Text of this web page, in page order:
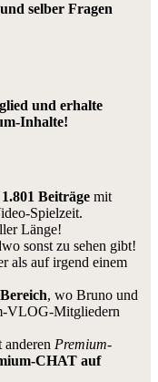
selber Fragen
und erhalte
Inhalte!
1.801 Beiträge mit
Spielzeit.
Länge!
sonst zu sehen gibt!
als auf irgend einem
, wo Bruno und
VLOG-Mitgliedern
Premium-
CHAT auf